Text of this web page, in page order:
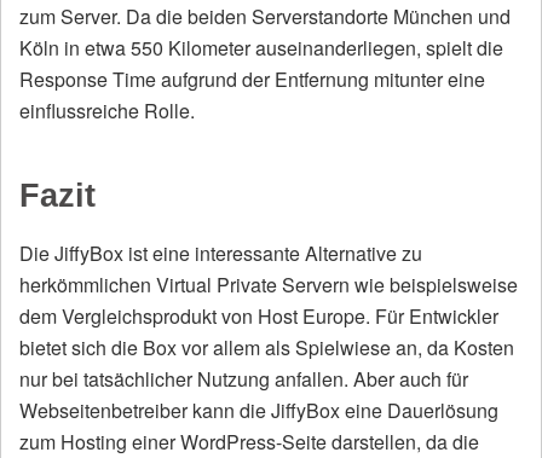
zum Server. Da die beiden Serverstandorte München und
Köln in etwa 550 Kilometer auseinanderliegen, spielt die
Response Time aufgrund der Entfernung mitunter eine
einflussreiche Rolle.
Fazit
Die JiffyBox ist eine interessante Alternative zu
herkömmlichen Virtual Private Servern wie beispielsweise
dem Vergleichsprodukt von Host Europe. Für Entwickler
bietet sich die Box vor allem als Spielwiese an, da Kosten
nur bei tatsächlicher Nutzung anfallen. Aber auch für
Webseitenbetreiber kann die JiffyBox eine Dauerlösung
zum Hosting einer WordPress-Seite darstellen, da die